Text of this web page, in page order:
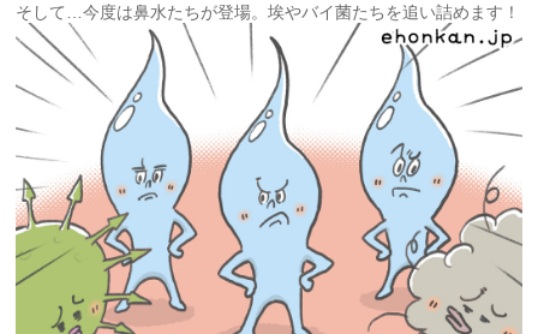
そして…今度は鼻水たちが登場。埃やバイ菌たちを追い詰めます！